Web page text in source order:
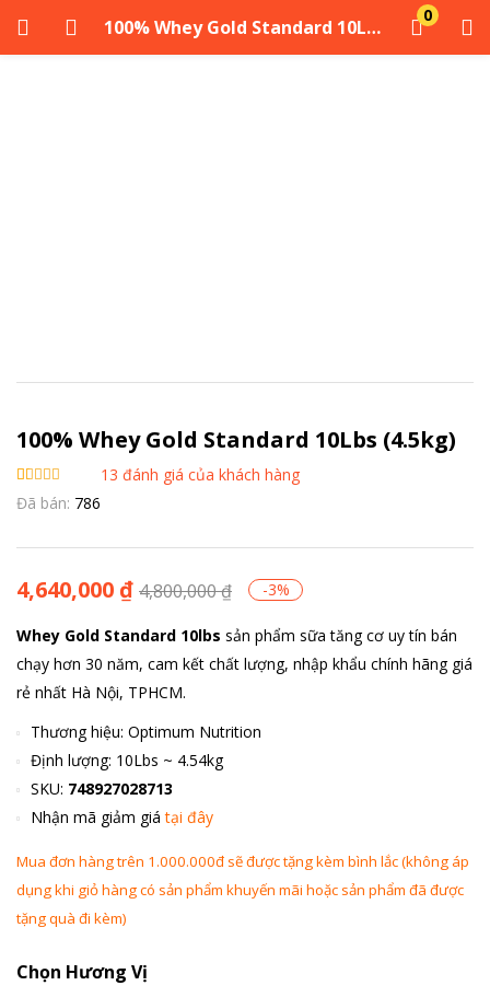
100% Whey Gold Standard 10Lbs (4.5kg)
0
ĐĂNG NHẬP ĐĂNG KÝ
100% Whey Gold Standard 10Lbs (4.5kg)
4.54 trên 5
dựa trên
13
13 đánh giá của khách hàng
Đã bán: 786
4,640,000 ₫ 4,800,000₫ -3%
Whey Gold Standard 10lbs sản phẩm sữa tăng cơ uy tín bán
chạy hơn 30 năm, cam kết chất lượng, nhập khẩu chính hãng giá
rẻ nhất Hà Nội, TPHCM.
Thương hiệu: Optimum Nutrition
Định lượng: 10Lbs ~ 4.54kg
SKU: 748927028713
Nhận mã giảm giá tại đây
Mua đơn hàng trên 1.000.000đ sẽ được tặng kèm bình lắc (không áp
dụng khi giỏ hàng có sản phẩm khuyến mãi hoặc sản phẩm đã được
tặng quà đi kèm)
Chọn Hương Vị